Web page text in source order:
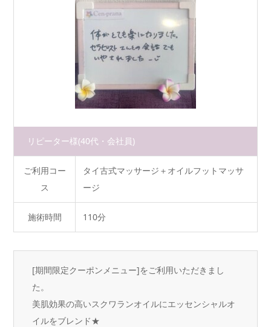
リピーター様(40代・会社員)
ご利用コー
ス
タイ古式マッサージ＋オイルフットマッサ
ージ
施術時間 110分
[期間限定クーポンメニュー]をご利用いただきまし
た。
美肌効果の高いスクワランオイルにエッセンシャルオ
イルをブレンド★